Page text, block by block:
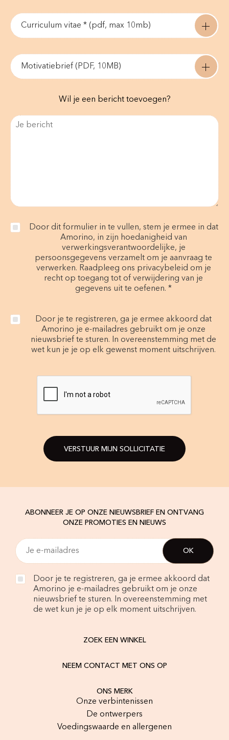
Curriculum vitae * (pdf, max 10mb)
Motivatiebrief (PDF, 10MB)
Wil je een bericht toevoegen?
Door dit formulier in te vullen, stem je ermee in dat
Amorino, in zijn hoedanigheid van
verwerkingsverantwoordelijke, je
persoonsgegevens verzamelt om je aanvraag te
verwerken. Raadpleeg ons privacybeleid om je
recht op toegang tot of verwijdering van je
gegevens uit te oefenen. *
Door je te registreren, ga je ermee akkoord dat
Amorino je e-mailadres gebruikt om je onze
nieuwsbrief te sturen. In overeenstemming met de
wet kun je je op elk gewenst moment uitschrijven.
VERSTUUR MIJN SOLLICITATIE
ABONNEER JE OP ONZE NIEUWSBRIEF EN ONTVANG
ONZE PROMOTIES EN NIEUWS
Door je te registreren, ga je ermee akkoord dat
Amorino je e-mailadres gebruikt om je onze
nieuwsbrief te sturen. In overeenstemming met
de wet kun je je op elk moment uitschrijven.
ZOEK EEN WINKEL
NEEM CONTACT MET ONS OP
ONS MERK
Onze verbintenissen
De ontwerpers
Voedingswaarde en allergenen